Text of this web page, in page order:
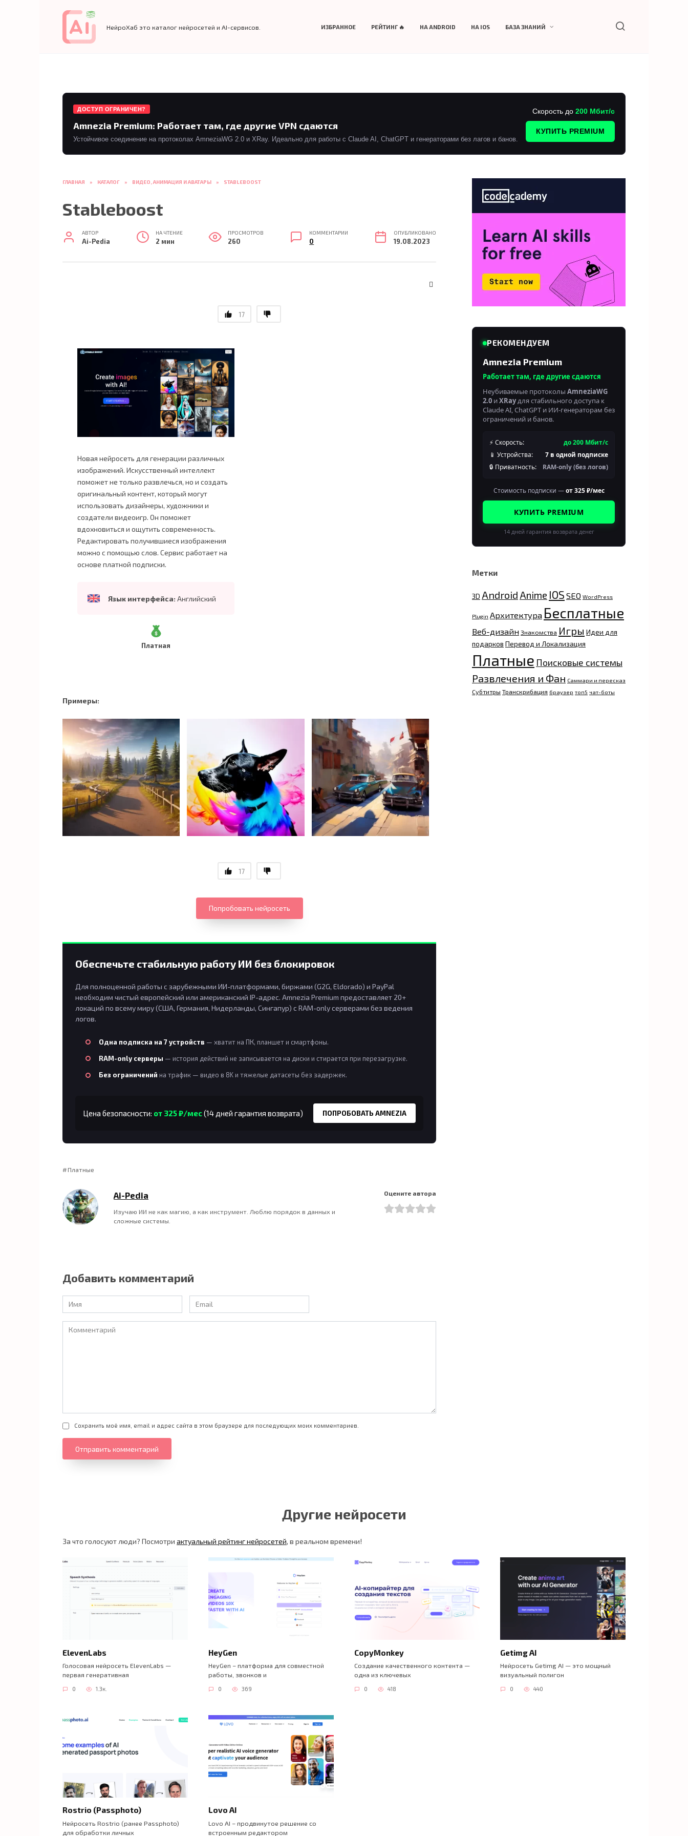
НейроХаб это каталог нейросетей и AI-сервисов. ИЗБРАННОЕ РЕЙТИНГ 🔥 НА ANDROID НА IOS БАЗА ЗНАНИЙ
ДОСТУП ОГРАНИЧЕН?
Amnezia Premium: Работает там, где другие VPN сдаются
Устойчивое соединение на протоколах AmneziaWG 2.0 и XRay. Идеально для работы с Claude AI, ChatGPT и генераторами без лагов и банов.
Скорость до 200 Мбит/с
КУПИТЬ PREMIUM
ГЛАВНАЯ » КАТАЛОГ » ВИДЕО, АНИМАЦИЯ И АВАТАРЫ » STABLEBOOST
Stableboost
АВТОР
Ai-Pedia
НА ЧТЕНИЕ
2 мин
ПРОСМОТРОВ
260
КОММЕНТАРИИ
0
ОПУБЛИКОВАНО
19.08.2023
17
Новая нейросеть для генерации различных
изображений. Искусственный интеллект
поможет не только развлечься, но и создать
оригинальный контент, который могут
использовать дизайнеры, художники и
создатели видеоигр. Он поможет
вдохновиться и ощутить современность.
Редактировать получившиеся изображения
можно с помощью слов. Сервис работает на
основе платной подписки.
Язык интерфейса: Английский
Платная
Примеры:
17
Попробовать нейросеть
Обеспечьте стабильную работу ИИ без блокировок
Для полноценной работы с зарубежными ИИ-платформами, биржами (G2G, Eldorado) и PayPal
необходим чистый европейский или американский IP-адрес. Amnezia Premium предоставляет 20+
локаций по всему миру (США, Германия, Нидерланды, Сингапур) с RAM-only серверами без ведения
логов.
Одна подписка на 7 устройств — хватит на ПК, планшет и смартфоны.
RAM-only серверы — история действий не записывается на диски и стирается при перезагрузке.
Без ограничений на трафик — видео в 8K и тяжелые датасеты без задержек.
Цена безопасности: от 325 ₽/мес(14 дней гарантия возврата) ПОПРОБОВАТЬ AMNEZIA
Платные
Ai-Pedia
Изучаю ИИ не как магию, а как инструмент. Люблю порядок в данных и
сложные системы.
Оцените автора
Добавить комментарий
Имя
*
Email
*
Комментарий
Сохранить моё имя, email и адрес сайта в этом браузере для последующих моих комментариев.
РЕКОМЕНДУЕМ
Amnezia Premium
Работает там, где другие сдаются
Неубиваемые протоколы AmneziaWG
2.0 иXRayдля стабильного доступа к
Claude AI, ChatGPT и ИИ-генераторам без
ограничений и банов.
⚡ Скорость:
до 200 Мбит/с
📱 Устройства:
7 в одной подписке
🔒 Приватность:
RAM-only (без логов)
Стоимость подписки —от 325 ₽/мес
КУПИТЬ PREMIUM
14 дней гарантия возврата денег
Метки
3D Android Anime IOS SEO WordPress
Plugin Архитектура Бесплатные
Веб-дизайн Знакомства Игры Идеи для
подарков Перевод и Локализация
Платные Поисковые системы
Развлечения и Фан Саммари и пересказ
Субтитры Транскрибация браузер топ5 чат-боты
Другие нейросети
За что голосуют люди? Посмотри актуальный рейтинг нейросетей, в реальном времени!
ElevenLabs
Голосовая нейросеть ElevenLabs —
первая генеративная
0 1.3к.
HeyGen
HeyGen – платформа для совместной
работы, звонков и
0 369
CopyMonkey
Создание качественного контента —
одна из ключевых
0 418
Getimg AI
Нейросеть Getimg AI — это мощный
визуальный полигон
0 440
Rostrio (Passphoto)
Нейросеть Rostrio (ранее Passphoto)
для обработки личных
Lovo AI
Lovo AI – продвинутое решение со
встроенным редактором